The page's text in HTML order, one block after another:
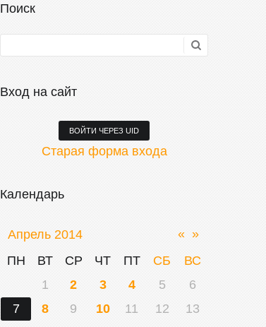
Поиск
Вход на сайт
ВОЙТИ ЧЕРЕЗ UID
Старая форма входа
Календарь
«
Апрель 2014
»
ПН
ВТ СР ЧТ ПТ СБ
ВС
1
2 3 4 5
6
7
8 9 10 11 12
13